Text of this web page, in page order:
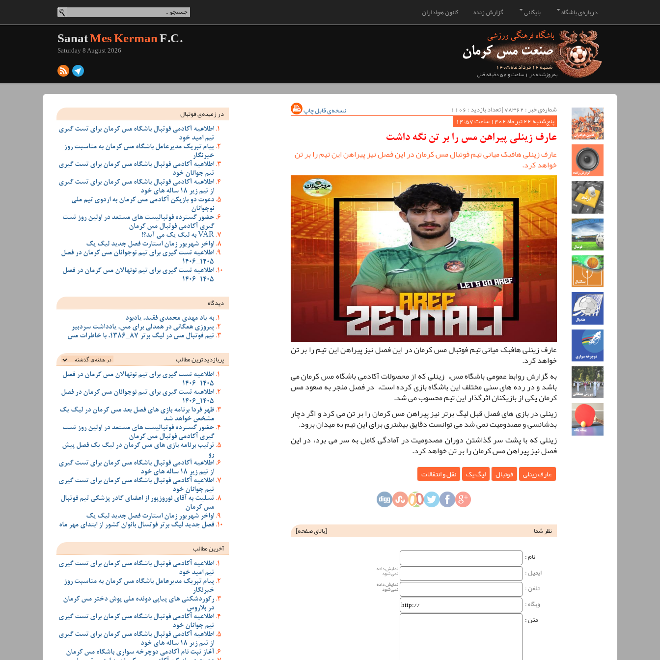
کانون هواداران گزارش زنده بایگانی درباره‌ی باشگاه
شنبه 16 مرداد ماه 1405
به‌روزشده در 1 ساعت و 57 دقیقه قبل
SanatMes KermanF.C.
Saturday 8 August 2026
شماره‌ی خبر : ‌78362 | تعداد بازدید : 1106
نسخه‌ی قابل چاپ
پنج‌شنبه 22 تیر ماه 1402 ساعت 14:57
عارف زینلی پیراهن مس را بر تن نگه داشت
عارف زینلی هافبک میانی تیم فوتبال مس کرمان در این فصل نیز پیراهن این تیم را بر تن
خواهد کرد.
عارف زینلی هافبک میانی تیم فوتبال مس کرمان در این فصل نیز پیراهن این تیم را بر تن
خواهد کرد.
به گزارش روابط عمومی باشگاه مس، زینلی که از محصولات آکادمی باشگاه مس کرمان می
باشد و در رده های سنی مختلف این باشگاه بازی کرده است، در فصل منجر به صعود مس
کرمان یکی از بازیکنان اثرگذار این تیم محسوب می شد.
زینلی در بازی های فصل قبل لیگ برتر نیز پیراهن مس کرمان را بر تن می کرد و اگر دچار
بدشانسی و مصدومیت نمی شد می توانست دقایق بیشتری برای این تیم به میدان برود.
زینلی که با پشت سر گذاشتن دوران مصدومیت در آمادگی کامل به سر می برد، در این
فصل نیز پیراهن مس کرمان را بر تن خواهد کرد.
عارف زینلی فوتبال لیگ یک نقل و انتقالات
نظر شما [بالای صفحه]
نام‌ :
ایمیل :
نمایش داده
نمی‌شود
تلفن : نمایش داده
نمی‌شود
وبگاه‌ :
متن :
در زمینه‌ی فوتبال
اطلاعیه آکادمی فوتبال باشگاه مس کرمان برای تست گیری
تیم امید خود
پیام تبریک مدیرعامل باشگاه مس کرمان به مناسبت روز
خبرنگار
اطلاعیه آکادمی فوتبال باشگاه مس کرمان برای تست گیری
تیم جوانان خود
اطلاعیه آکادمی فوتبال باشگاه مس کرمان برای تست گیری
از تیم زیر 18 ساله های خود
دعوت دو بازیکن آکادمی مس کرمان به اردوی تیم ملی
نوجوانان
حضور گسترده فوتبالیست های مستعد در اولین روز تست
گیری آکادمی فوتبال مس کرمان
VAR به لیگ یک می آید؟!
اواخر شهریور زمان استارت فصل جدید لیگ یک
اطلاعیه تست گیری برای تیم نوجوانان مس کرمان در فصل
1405_1406
اطلاعیه تست گیری برای تیم نونهالان مس کرمان در فصل
1405-1406
دیدگاه
به یاد مهدی محمدی فقید، یادبود
پیروزی همگانی در همدلی برای مس، یادداشت سردبیر
تیم فوتبال مس در لیگ برتر 87_1386، با خاطرات مس
پربازدیدترین‌ مطالب
اطلاعیه تست گیری برای تیم نونهالان مس کرمان در فصل
1405-1406
اطلاعیه تست گیری برای تیم نوجوانان مس کرمان در فصل
1405_1406
ظهر فردا برنامه بازی های فصل بعد مس کرمان در لیگ یک
مشخص خواهد شد
حضور گسترده فوتبالیست های مستعد در اولین روز تست
گیری آکادمی فوتبال مس کرمان
ترتیب برنامه بازی های مس کرمان در لیگ یک فصل پیش
رو
اطلاعیه آکادمی فوتبال باشگاه مس کرمان برای تست گیری
از تیم زیر 18 ساله های خود
اطلاعیه آکادمی فوتبال باشگاه مس کرمان برای تست گیری
تیم جوانان خود
تسلیت به آقای نوروزپور از اعضای کادر پزشکی تیم فوتبال
مس کرمان
اواخر شهریور زمان استارت فصل جدید لیگ یک
فصل جدید لیگ برتر فوتسال بانوان کشور از ابتدای مهر ماه
آخرین مطالب
اطلاعیه آکادمی فوتبال باشگاه مس کرمان برای تست گیری
تیم امید خود
پیام تبریک مدیرعامل باشگاه مس کرمان به مناسبت روز
خبرنگار
رکوردشکنی های پیاپی دونده ملی پوش دختر مس کرمان
در بلاروس
اطلاعیه آکادمی فوتبال باشگاه مس کرمان برای تست گیری
تیم جوانان خود
اطلاعیه آکادمی فوتبال باشگاه مس کرمان برای تست گیری
از تیم زیر 18 ساله های خود
آغاز ثبت نام آکادمی دوچرخه سواری باشگاه مس کرمان